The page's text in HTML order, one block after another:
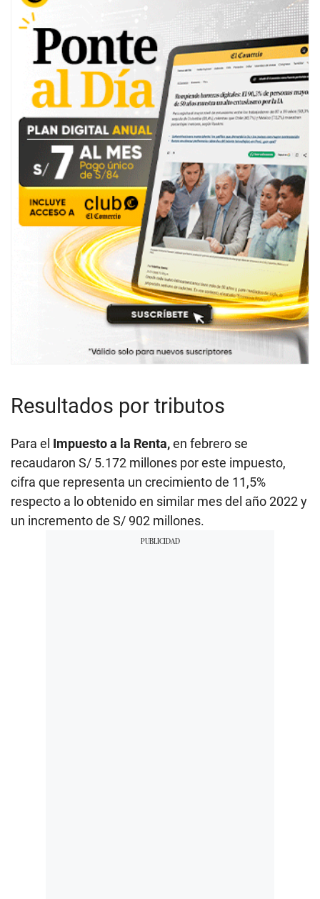
Resultados por tributos
Para el Impuesto a la Renta,en febrero se
recaudaron S/ 5.172 millones por este impuesto,
cifra que representa un crecimiento de 11,5%
respecto a lo obtenido en similar mes del año 2022 y
un incremento de S/ 902 millones.